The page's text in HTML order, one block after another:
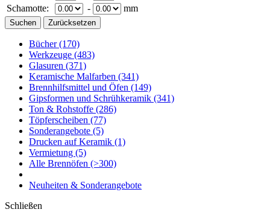
Schamotte:
- mm
Bücher(170)
Werkzeuge (483)
Glasuren (371)
Keramische Malfarben (341)
Brennhilfsmittel und Öfen (149)
Gipsformen und Schrühkeramik (341)
Ton & Rohstoffe (286)
Töpferscheiben (77)
Sonderangebote (5)
Drucken auf Keramik (1)
Vermietung (5)
Alle Brennöfen (>300)
Neuheiten & Sonderangebote
Schließen